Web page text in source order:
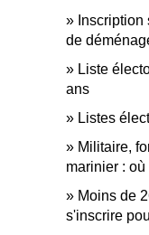
de
Liste
ans
Listes
Militaire,
marinier :
Moins de
s'inscrire